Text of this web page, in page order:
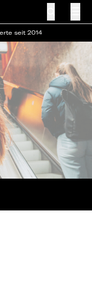
seit 2014